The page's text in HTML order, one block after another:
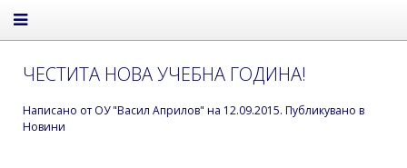
ЧЕСТИТА НОВА УЧЕБНА ГОДИНА!
Написано от ОУ "Васил Априлов" на 12.09.2015. Публикувано в
Новини